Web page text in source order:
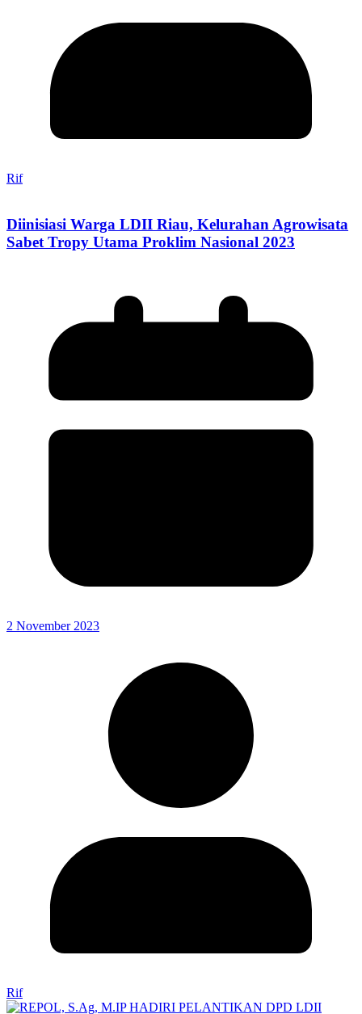
Rif
Diinisiasi Warga LDII Riau, Kelurahan Agrowisata
Sabet Tropy Utama Proklim Nasional 2023
2 November 2023
Rif